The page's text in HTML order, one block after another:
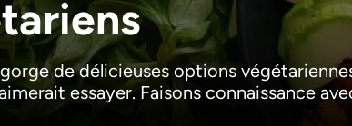
de délicieuses options
essayer. Faisons connaissance